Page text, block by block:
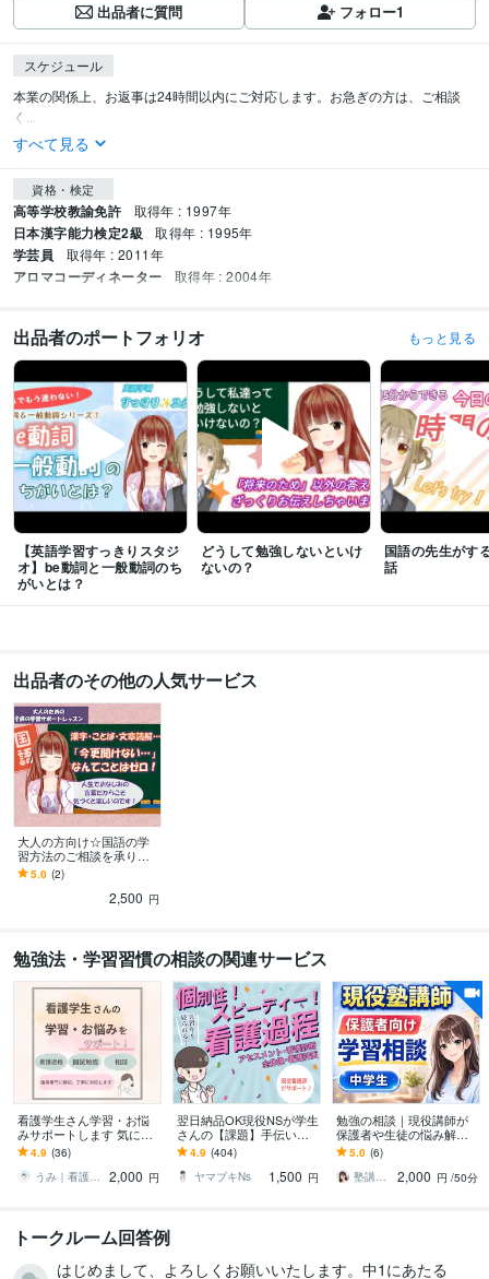
出品者に質問 フォロー1
スケジュール
本業の関係上、お返事は24時間以内にご対応します。お急ぎの方は、ご相談
く...
すべて見る
資格・検定
高等学校教諭免許 取得年 : 1997年
日本漢字能力検定2級 取得年 : 1995年
学芸員 取得年 : 2011年
アロマコーディネーター 取得年 : 2004年
出品者のポートフォリオ もっと見る
【英語学習すっきりスタジ
オ】be動詞と一般動詞のち
がいとは？
どうして勉強しないといけ
ないの？
国語の先生がす
話
出品者のその他の人気サービス
大人の方向け☆国語の学
習方法のご相談を承りま
す 漢字・文章読解・こと
ば…国語教員免許を持つ
現役講師がサポート
5.0 (2)
2,500 円
勉強法・学習習慣の相談の関連サービス
看護学生さん学習・お悩
みサポートします 気にな
る方♪まずはご相談くださ
い！
4.9 (36)
うみ｜看護学生の学習・お悩みサポート
2,000 円
翌日納品OK現役NSが学生
さんの【課題】手伝いま
す 【実績250以上⭐︎】1人
で悩まないでください！
4.9 (404)
ヤマブキNs
1,500 円
勉強の相談｜現役講師が
保護者や生徒の悩み解決
します 【ビデオ通話】✅️
成績アップ✅️定期テスト✅️
勉強方法
5.0 (6)
塾講師･家庭教師ゆり（FP相談対応も可）
2,000 円 /50分
トークルーム回答例
はじめまして、よろしくお願いいたします。中1にあたる